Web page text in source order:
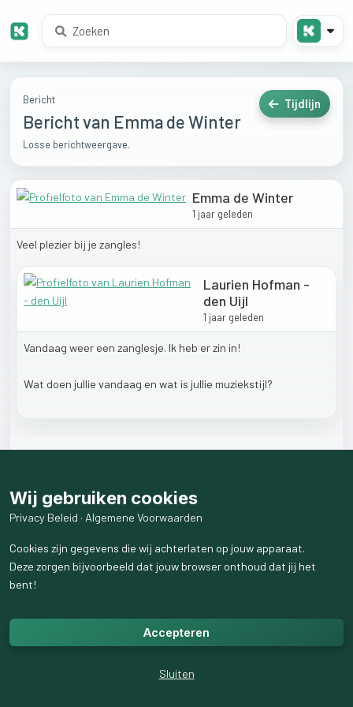
Bericht
Bericht van Emma de Winter
Losse berichtweergave.
Tijdlijn
Emma de Winter
1 jaar geleden
Veel plezier bij je zangles!
Laurien Hofman -
den Uijl
1 jaar geleden
Vandaag weer een zanglesje. Ik heb erzin in!
Wat doen jullie vandaag en wat is jullie muziekstijl?
8reacties weergeven
Wij gebruiken cookies
Privacy Beleid · Algemene Voorwaarden
Cookies zijn gegevens die wij achterlaten op jouw apparaat.
Deze zorgen bijvoorbeeld dat jouw browser onthoud dat jij het
bent!
Accepteren
Sluiten